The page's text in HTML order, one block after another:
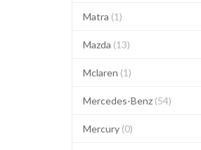
Matra (1)
Mazda (13)
Mclaren (1)
Mercedes-Benz (54)
Mercury (0)